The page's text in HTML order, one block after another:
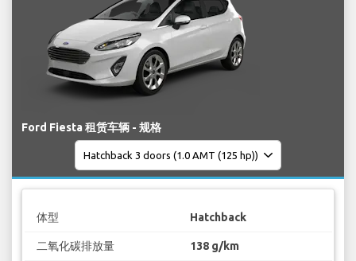
Ford Fiesta 租赁车辆 - 规格
体型 Hatchback
二氧化碳排放量 138 g/km